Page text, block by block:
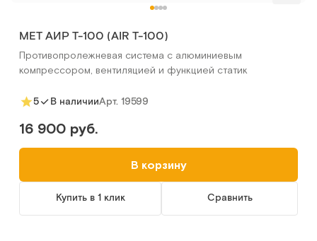
MET АИР Т-100 (AIR T-100)
Противопролежневая система с алюминиевым
компрессором, вентиляцией и функцией статик
5 В наличииАрт. 19599
16 900 руб.
В корзину
Купить в 1 клик Сравнить